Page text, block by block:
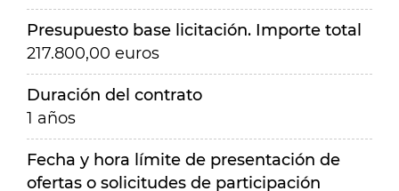
Presupuesto base licitación. Importe total
217.800,00 euros
Duración del contrato
1 años
Fecha y hora límite de presentación de
ofertas o solicitudes de participación